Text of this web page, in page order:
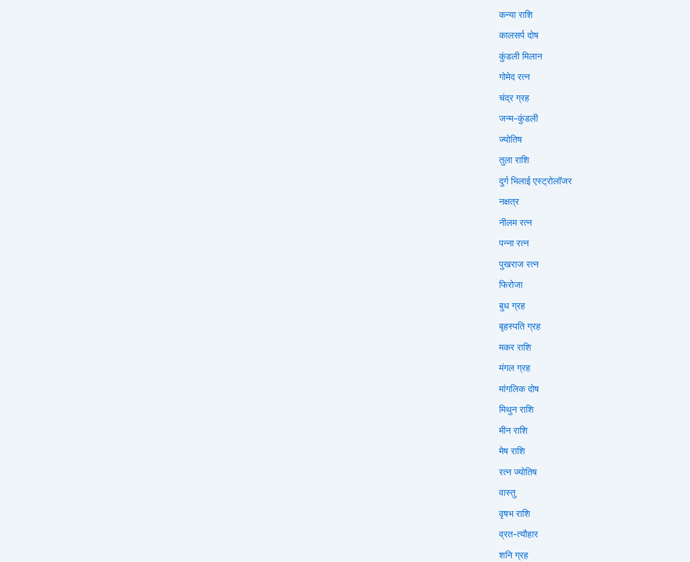
कन्या राशि
कालसर्प दोष
कुंडली मिलान
गोमेद रत्न
चंद्र ग्रह
जन्म-कुंडली
ज्योतिष
तुला राशि
दुर्ग भिलाई एस्ट्रोलॉजर
नक्षत्र
नीलम रत्न
पन्ना रत्न
पुखराज रत्न
फिरोजा
बुध ग्रह
बृहस्पति ग्रह
मकर राशि
मंगल ग्रह
मांगलिक दोष
मिथुन राशि
मीन राशि
मेष राशि
रत्न ज्योतिष
वास्तु
वृषभ राशि
व्रत-त्यौहार
शनि ग्रह